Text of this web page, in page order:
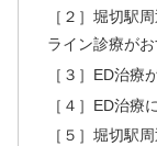
［２］堀切駅
ライン診療がお
［３］ED治療
［４］ED治療
［５］堀切駅